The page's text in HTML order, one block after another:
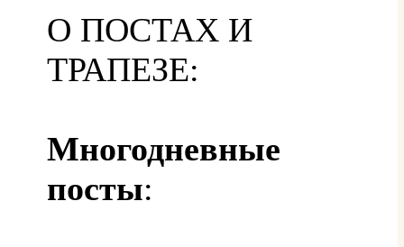
О ПОСТАХ И
ТРАПЕЗЕ:
Многодневные
посты: